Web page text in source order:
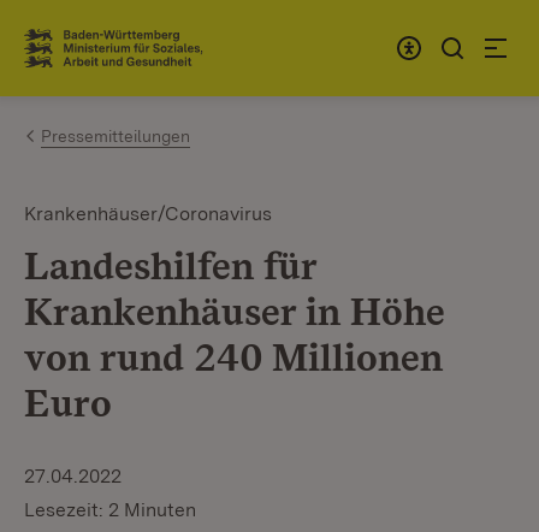
Zum Inhalt springen
Link zur Startseite
Pressemitteilungen
Krankenhäuser/Coronavirus
Landeshilfen für
Krankenhäuser in Höhe
von rund 240 Millionen
Euro
27.04.2022
Lesezeit: 2 Minuten